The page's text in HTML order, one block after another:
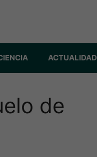
ACTUALIDAD
de